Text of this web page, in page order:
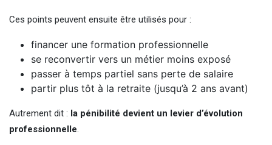
Ces points peuvent ensuite être utilisés pour :
financer une formation professionnelle
se reconvertir vers un métier moins exposé
passer à temps partiel sans perte de salaire
partir plus tôt à la retraite (jusqu’à 2 ans avant)
Autrement dit : la pénibilité devient un levier d’évolution
professionnelle.